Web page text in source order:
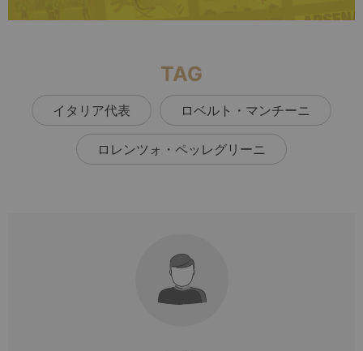
TAG
イタリア代表 ロベルト・マンチーニ
ロレンツォ・ペッレグリーニ